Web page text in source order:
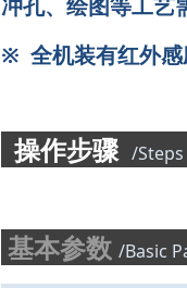
冲孔、绘图等工艺
※ 全机装有红外感
操作步骤 /
基本参数 /Basic